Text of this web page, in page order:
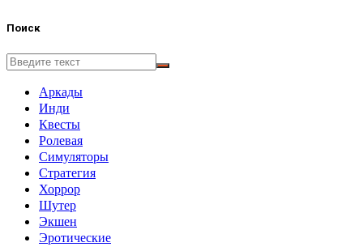
Поиск
Аркады
Инди
Квесты
Ролевая
Симуляторы
Стратегия
Хоррор
Шутер
Экшен
Эротические